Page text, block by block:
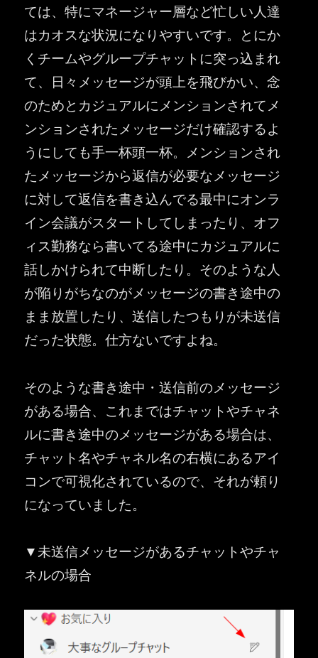
ては、特にマネージャー層など忙しい人達
はカオスな状況になりやすいです。とにか
くチームやグループチャットに突っ込まれ
て、日々メッセージが頭上を飛びかい、念
のためとカジュアルにメンションされてメ
ンションされたメッセージだけ確認するよ
うにしても手一杯頭一杯。メンションされ
たメッセージから返信が必要なメッセージ
に対して返信を書き込んでる最中にオンラ
イン会議がスタートしてしまったり、オフ
ィス勤務なら書いてる途中にカジュアルに
話しかけられて中断したり。そのような人
が陥りがちなのがメッセージの書き途中の
まま放置したり、送信したつもりが未送信
だった状態。仕方ないですよね。
そのような書き途中・送信前のメッセージ
がある場合、これまではチャットやチャネ
ルに書き途中のメッセージがある場合は、
チャット名やチャネル名の右横にあるアイ
コンで可視化されているので、それが頼り
になっていました。
▼未送信メッセージがあるチャットやチャ
ネルの場合